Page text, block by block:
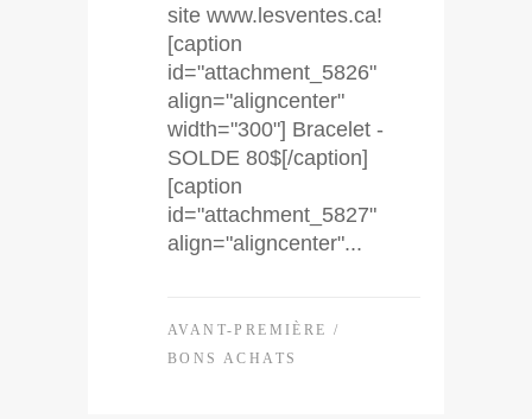
site www.lesventes.ca!
[caption
id="attachment_5826"
align="aligncenter"
width="300"] Bracelet -
SOLDE 80$[/caption]
[caption
id="attachment_5827"
align="aligncenter"...
AVANT-PREMIÈRE /
BONS ACHATS